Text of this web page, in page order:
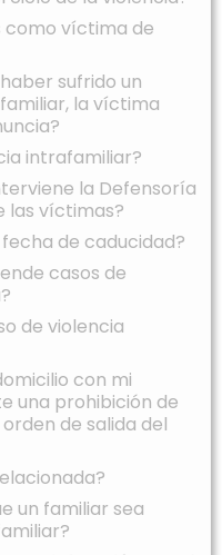
como víctima de
sufrido un
la víctima
intrafamiliar?
la Defensoría
las víctimas?
de caducidad?
casos de
de violencia
con mi
una prohibición de
de salida del
un familiar sea